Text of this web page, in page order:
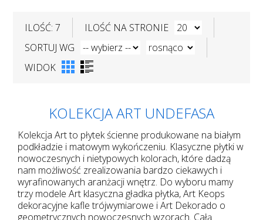
ILOŚĆ: 7
ILOŚĆ NA STRONIE
SORTUJ WG
WIDOK
KOLEKCJA ART UNDEFASA
Kolekcja Art to płytek ścienne produkowane na białym
podkładzie i matowym wykończeniu. Klasyczne płytki w
nowoczesnych i nietypowych kolorach, które dadzą
nam możliwość zrealizowania bardzo ciekawych i
wyrafinowanych aranżacji wnętrz. Do wyboru mamy
trzy modele Art klasyczna gładka płytka, Art Keops
dekoracyjne kafle trójwymiarowe i Art Dekorado o
geometrycznych nowoczesnych wzorach. Całą